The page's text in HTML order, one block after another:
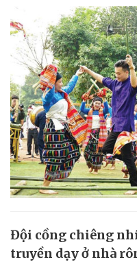
Đội cồng chiêng
truyền dạy ở nhà